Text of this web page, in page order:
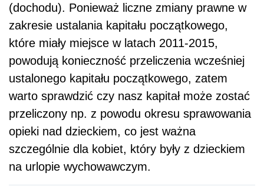
(dochodu). Ponieważ liczne zmiany prawne w
zakresie ustalania kapitału początkowego,
które miały miejsce w latach 2011-2015,
powodują konieczność przeliczenia wcześniej
ustalonego kapitału początkowego, zatem
warto sprawdzić czy nasz kapitał może zostać
przeliczony np. z powodu okresu sprawowania
opieki nad dzieckiem, co jest ważna
szczególnie dla kobiet, który były z dzieckiem
na urlopie wychowawczym.